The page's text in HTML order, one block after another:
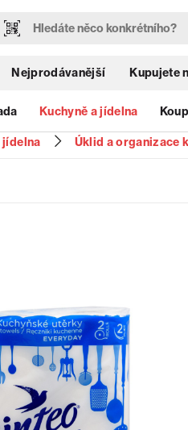
Nejprodávanější Kupujete
Kuchyně a jídelna
jídelna Úklid a organizace